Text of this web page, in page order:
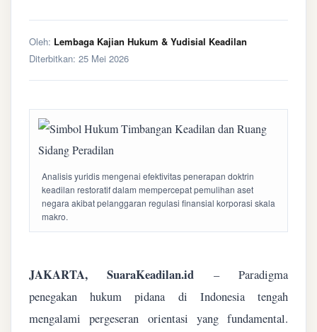
Oleh: Lembaga Kajian Hukum & Yudisial Keadilan
Diterbitkan: 25 Mei 2026
Analisis yuridis mengenai efektivitas penerapan doktrin
keadilan restoratif dalam mempercepat pemulihan aset
negara akibat pelanggaran regulasi finansial korporasi skala
makro.
JAKARTA, SuaraKeadilan.id – Paradigma
penegakan hukum pidana di Indonesia tengah
mengalami pergeseran orientasi yang fundamental.